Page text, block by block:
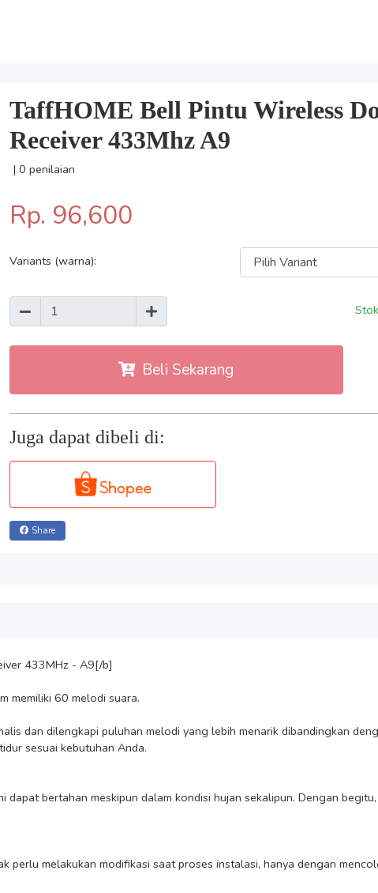
TaffHOME Bell Pintu Wireless
Receiver 433Mhz A9
| 0 penilaian
Rp. 96,600
Variants (warna):
Beli Sekarang
Juga dapat dibeli di:
Share
433MHz - A9[/b]
dan dilengkapi puluhan melodi yang lebih menarik dibandingkan
sesuai kebutuhan Anda.